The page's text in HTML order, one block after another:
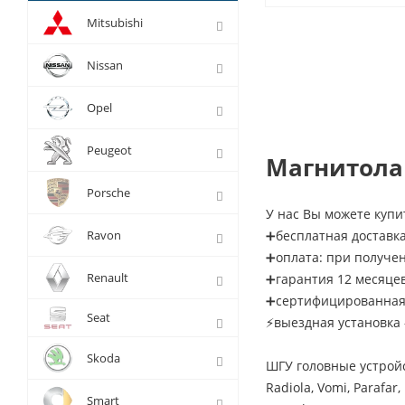
У нас Вы можете
➕бесплатная
➕оплата: при
➕гарантия 12
⚡выездная
ШГУ головные
Radiola, Vomi,
Mitsubishi
Nissan
Opel
Peugeot
Porsche
Ravon
Renault
Seat
Skoda
Smart